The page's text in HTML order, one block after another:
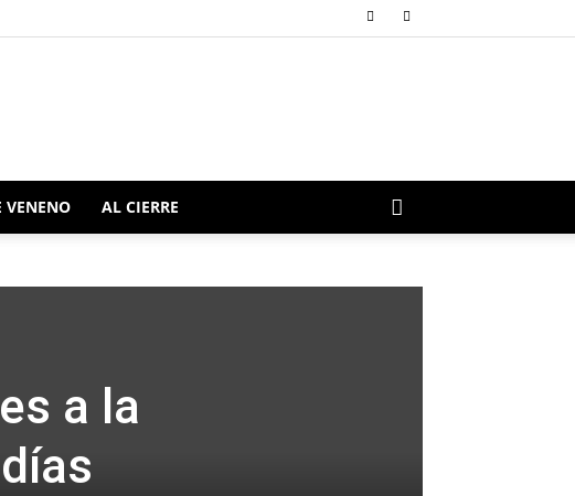
VENENO AL CIERRE
a la